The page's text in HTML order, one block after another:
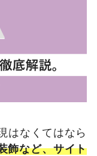
はなくてはなら
飾など、サイト